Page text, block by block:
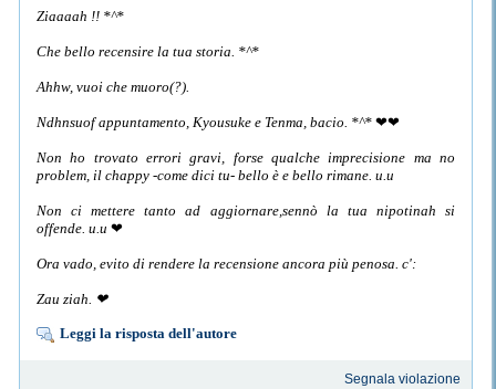
Ziaaaah !! *^*
Che bello recensire la tua storia. *^*
Ahhw, vuoi che muoro(?).
Ndhnsuof appuntamento, Kyousuke e Tenma, bacio. *^* ❤❤
Non ho trovato errori gravi, forse qualche imprecisione ma no
problem, il chappy -come dici tu- bello è e bello rimane. u.u
Non ci mettere tanto ad aggiornare,sennò la tua nipotinah si
offende. u.u ❤
Ora vado, evito di rendere la recensione ancora più penosa. c':
Zau ziah. ❤
Leggi la risposta dell'autore
Segnala violazione